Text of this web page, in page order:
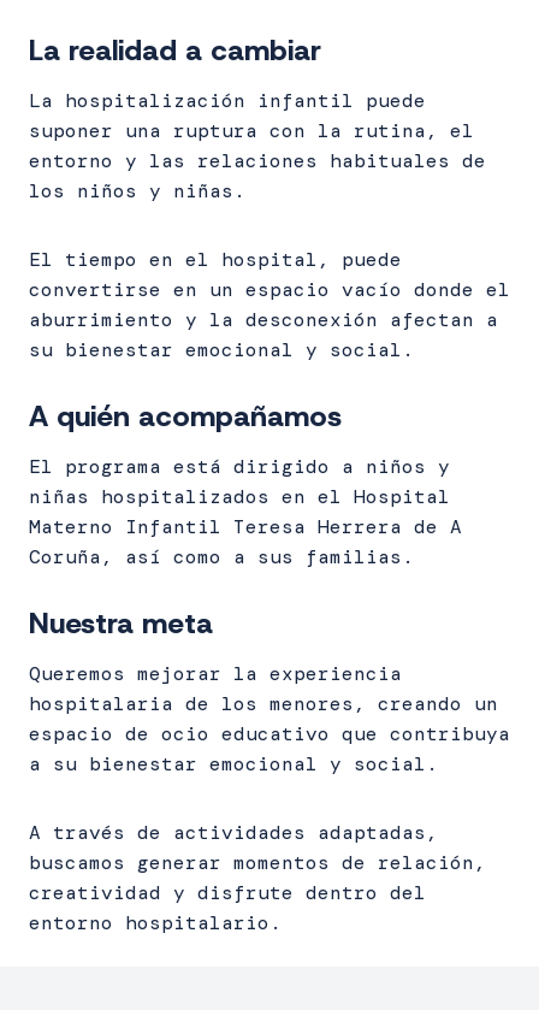
La realidad a cambiar
La hospitalización infantil puede
suponer una ruptura con la rutina, el
entorno y las relaciones habituales de
los niños y niñas.
El tiempo en el hospital, puede
convertirse en un espacio vacío donde el
aburrimiento y la desconexión afectan a
su bienestar emocional y social.
A quién acompañamos
El programa está dirigido a niños y
niñas hospitalizados en el Hospital
Materno Infantil Teresa Herrera de A
Coruña, así como a sus familias.
Nuestra meta
Queremos mejorar la experiencia
hospitalaria de los menores, creando un
espacio de ocio educativo que contribuya
a su bienestar emocional y social.
A través de actividades adaptadas,
buscamos generar momentos de relación,
creatividad y disfrute dentro del
entorno hospitalario.